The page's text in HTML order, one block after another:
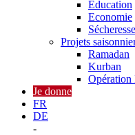
Education
Economie
Sécheresse
Projets
Ramadan
Kurban
Je donne
FR
DE
-